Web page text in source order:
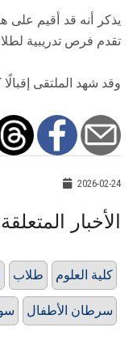
يذكر أنه قد أقيم
تقدم فرص تدريبية
وقد شهد الملتقى
2026-02-24
الأخبار المتعلقة
طلاب كلية العلوم
سرطان الأطفال